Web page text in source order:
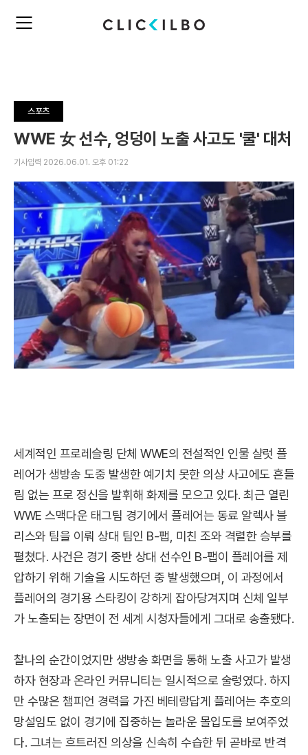
주
뉴
펼
치
기
스포츠
WWE 女 선수, 엉덩이 노출 사고도 '쿨' 대처
기사입력 2026.06.01. 오후 01:22
세계적인 프로레슬링 단체 WWE의 전설적인 인물 샬럿 플
레어가 생방송 도중 발생한 예기치 못한 의상 사고에도 흔들
림 없는 프로 정신을 발휘해 화제를 모으고 있다. 최근 열린
WWE 스맥다운 태그팀 경기에서 플레어는 동료 알렉사 블
리스와 팀을 이뤄 상대 팀인 B-팹, 미친 조와 격렬한 승부를
펼쳤다. 사건은 경기 중반 상대 선수인 B-팹이 플레어를 제
압하기 위해 기술을 시도하던 중 발생했으며, 이 과정에서
플레어의 경기용 스타킹이 강하게 잡아당겨지며 신체 일부
가 노출되는 장면이 전 세계 시청자들에게 그대로 송출됐다.
찰나의 순간이었지만 생방송 화면을 통해 노출 사고가 발생
하자 현장과 온라인 커뮤니티는 일시적으로 술렁였다. 하지
만 수많은 챔피언 경력을 가진 베테랑답게 플레어는 추호의
망설임도 없이 경기에 집중하는 놀라운 몰입도를 보여주었
다. 그녀는 흐트러진 의상을 신속히 수습한 뒤 곧바로 반격